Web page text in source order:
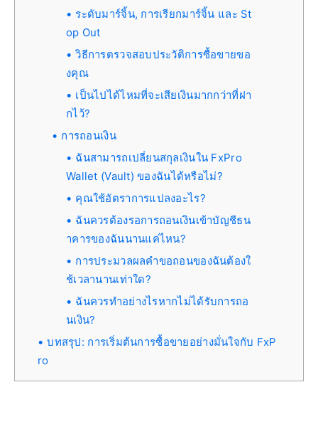
ระดับมาร์จิ้น, การเรียกมาร์จิ้น และ St
op Out
วิธีการตรวจสอบประวัติการซื้อขายขอ
งคุณ
เป็นไปได้ไหมที่จะเสียเงินมากกว่าที่ฝา
กไว้?
การถอนเงิน
ฉันสามารถเปลี่ยนสกุลเงินใน FxPro
Wallet (Vault) ของฉันได้หรือไม่?
คุณใช้อัตราการแปลงอะไร?
ฉันควรต้องรอการถอนเงินเข้าบัญชีธน
าคารของฉันนานแค่ไหน?
การประมวลผลคำขอถอนของฉันต้องใ
ช้เวลานานเท่าใด?
ฉันควรทำอย่างไรหากไม่ได้รับการถอ
นเงิน?
บทสรุป: การเริ่มต้นการซื้อขายอย่างมั่นใจกับ FxP
ro